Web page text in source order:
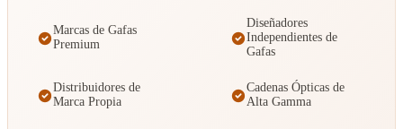
Marcas de Gafas
Premium
Diseñadores
Independientes de
Gafas
Distribuidores de
Marca Propia
Cadenas Ópticas de
Alta Gamma